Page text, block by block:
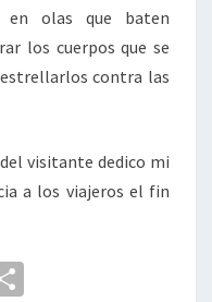
en olas que baten
los cuerpos que se
contra las
visitante dedico mi
a los viajeros el fin